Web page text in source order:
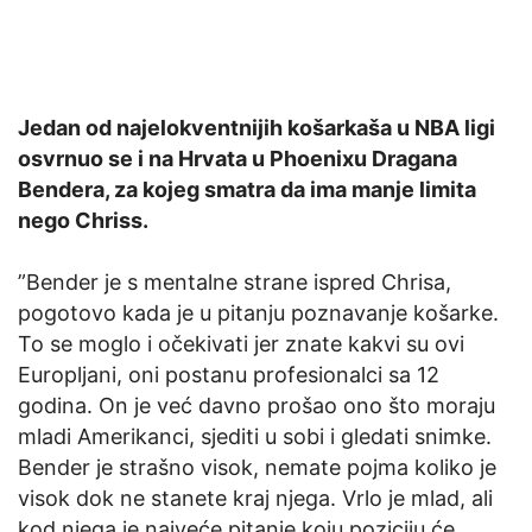
Jedan od najelokventnijih košarkaša u NBA ligi
osvrnuo se i na Hrvata u Phoenixu Dragana
Bendera, za kojeg smatra da ima manje limita
nego Chriss.
”Bender je s mentalne strane ispred Chrisa,
pogotovo kada je u pitanju poznavanje košarke.
To se moglo i očekivati jer znate kakvi su ovi
Europljani, oni postanu profesionalci sa 12
godina. On je već davno prošao ono što moraju
mladi Amerikanci, sjediti u sobi i gledati snimke.
Bender je strašno visok, nemate pojma koliko je
visok dok ne stanete kraj njega. Vrlo je mlad, ali